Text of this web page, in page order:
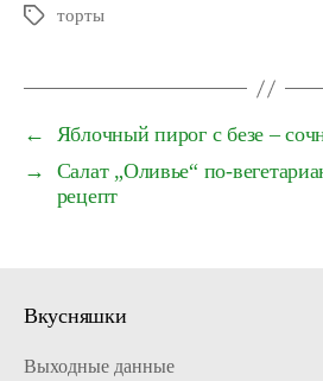
Schlagwörter
торты
←
Яблочный пирог с безе –
→
Салат „Оливье“ по-
рецепт
Вкусняшки
Выходные данные